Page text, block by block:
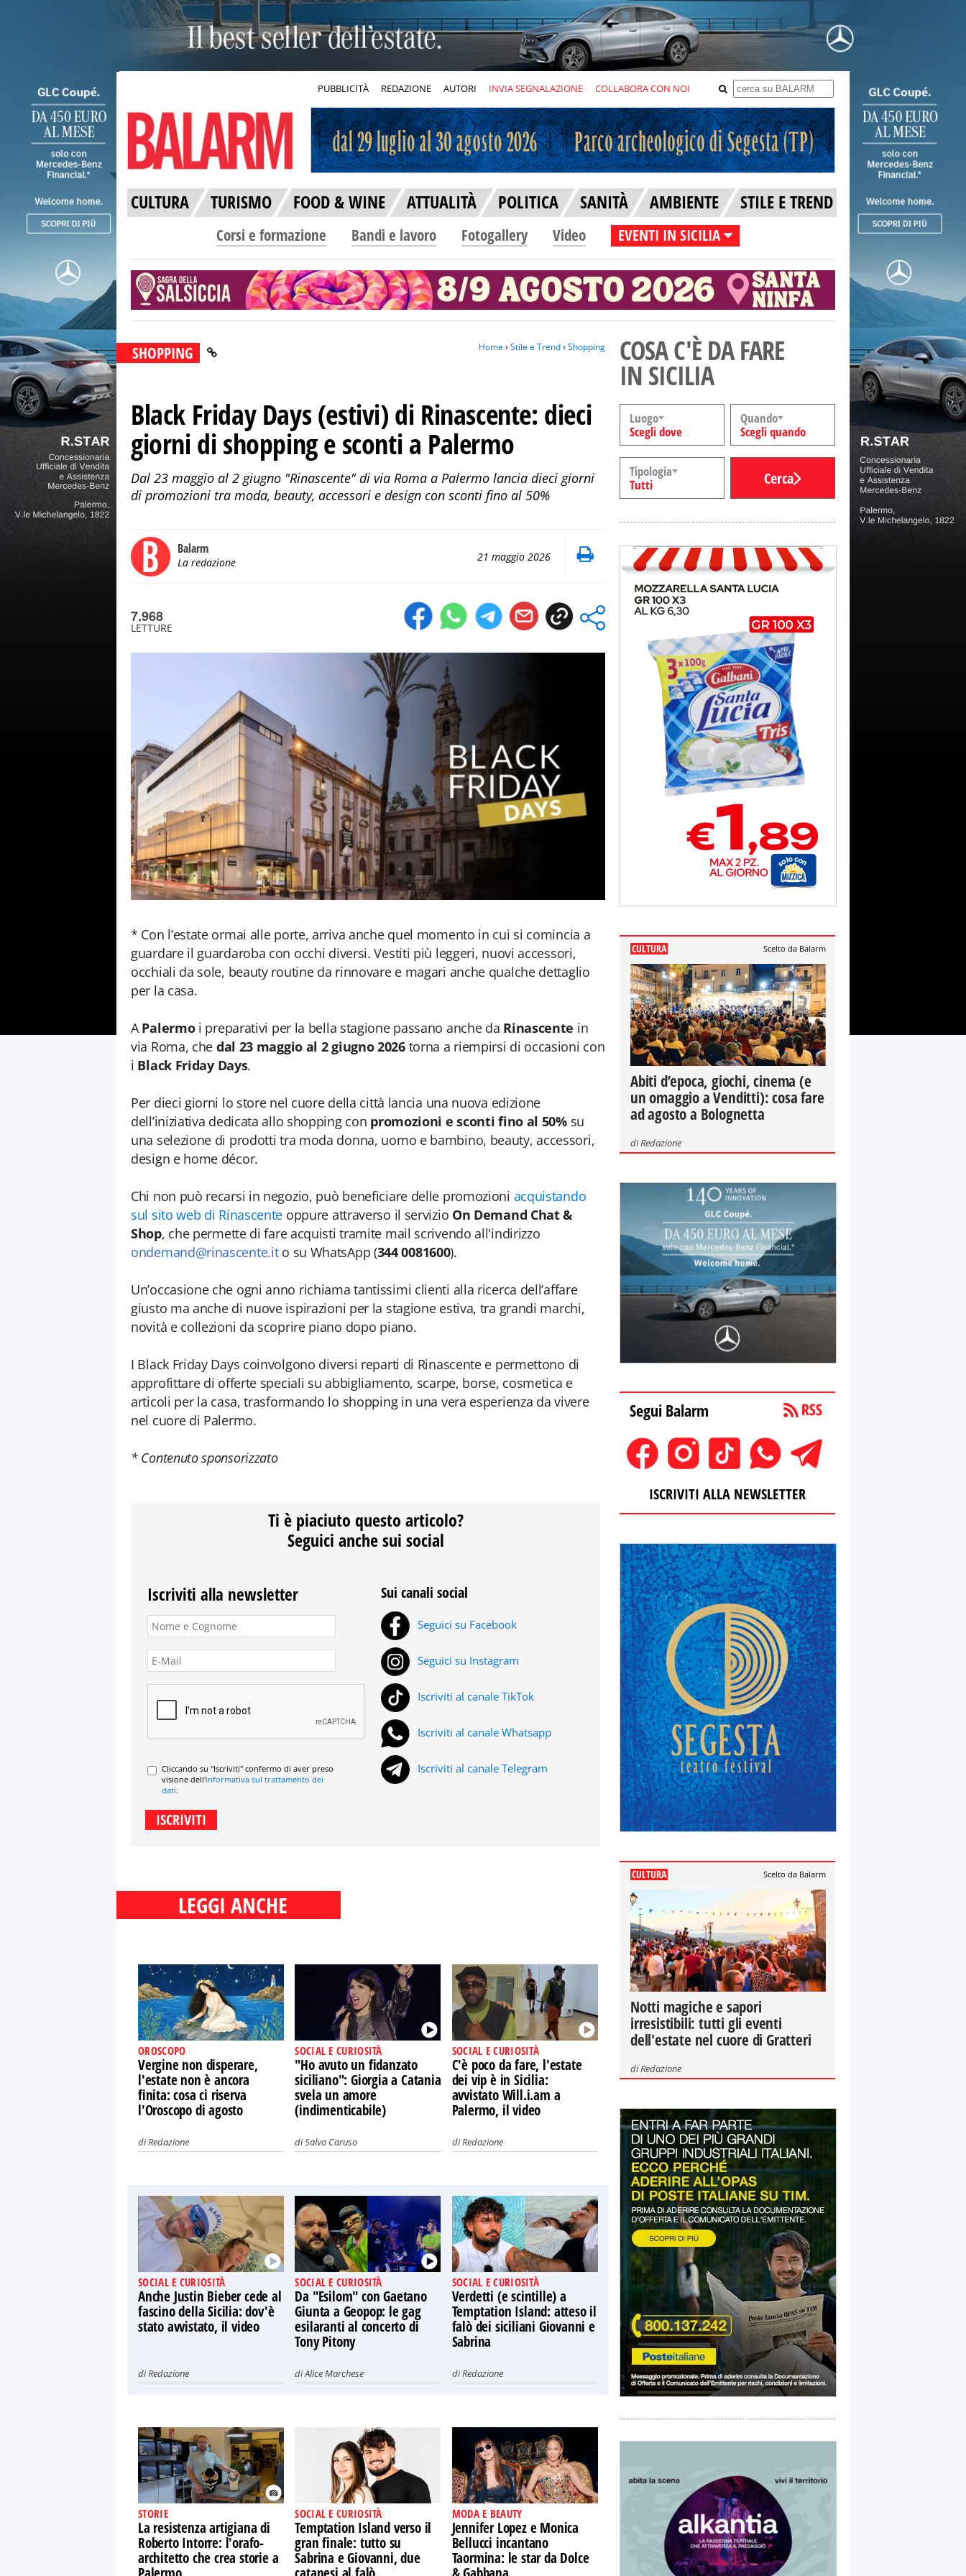
PUBBLICITÀ REDAZIONE AUTORI INVIA SEGNALAZIONE COLLABORA CON NOI
CULTURA TURISMO FOOD & WINE ATTUALITÀ POLITICA SANITÀ AMBIENTE STILE E TREND
Corsi e formazione Bandi e lavoro Fotogallery Video EVENTI IN SICILIA
SHOPPING Home› Stile e Trend› Shopping
Black Friday Days (estivi) di Rinascente: dieci
giorni di shopping e sconti a Palermo
Dal 23 maggio al 2 giugno "Rinascente" di via Roma a Palermo lancia dieci giorni
di promozioni tra moda, beauty, accessori e design con sconti fino al 50%
Balarm
La redazione 21 maggio 2026
7.968
LETTURE
* Con l’estate ormai alle porte, arriva anche quel momento in cui si comincia a
guardare il guardaroba con occhi diversi. Vestiti più leggeri, nuovi accessori,
occhiali da sole, beauty routine da rinnovare e magari anche qualche dettaglio
per la casa.
APalermo i preparativi per la bella stagione passano anche da Rinascente in
via Roma, che dal 23 maggio al 2 giugno 2026 torna a riempirsi di occasioni con
i Black Friday Days.
Per dieci giorni lo store nel cuore della città lancia una nuova edizione
dell’iniziativa dedicata allo shopping con promozioni e sconti fino al 50%su
una selezione di prodotti tra moda donna, uomo e bambino, beauty, accessori,
design e home décor.
Chi non può recarsi in negozio, può beneficiare delle promozioni acquistando
sul sito web di Rinascente oppure attraverso il servizio On Demand Chat &
Shop, che permette di fare acquisti tramite mail scrivendo all'indirizzo
ondemand@rinascente.ito su WhatsApp (344 0081600).
Un’occasione che ogni anno richiama tantissimi clienti alla ricerca dell’affare
giusto ma anche di nuove ispirazioni per la stagione estiva, tra grandi marchi,
novità e collezioni da scoprire piano dopo piano.
I Black Friday Days coinvolgono diversi reparti di Rinascente e permettono di
approfittare di offerte speciali su abbigliamento, scarpe, borse, cosmetica e
articoli per la casa, trasformando lo shopping in una vera esperienza da vivere
nel cuore di Palermo.
* Contenuto sponsorizzato
Ti è piaciuto questo articolo?
Seguici anche sui social
Iscriviti alla newsletter
Cliccando su "Iscriviti" confermo di aver preso
visione dell'informativa sul trattamento dei
dati.
Sui canali social
Seguici su Facebook
Seguici su Instagram
Iscriviti al canale TikTok
Iscriviti al canale Whatsapp
Iscriviti al canale Telegram
LEGGI ANCHE
OROSCOPO
Vergine non disperare,
l'estate non è ancora
finita: cosa ci riserva
l'Oroscopo di agosto
diRedazione
SOCIAL E CURIOSITÀ
"Ho avuto un fidanzato
siciliano": Giorgia a Catania
svela un amore
(indimenticabile)
diSalvo Caruso
SOCIAL E CURIOSITÀ
C'è poco da fare, l'estate
dei vip è in Sicilia:
avvistato Will.i.am a
Palermo, il video
diRedazione
SOCIAL E CURIOSITÀ
Anche Justin Bieber cede al
fascino della Sicilia: dov'è
stato avvistato, il video
diRedazione
SOCIAL E CURIOSITÀ
Da "Esilom" con Gaetano
Giunta a Geopop: le gag
esilaranti al concerto di
Tony Pitony
diAlice Marchese
SOCIAL E CURIOSITÀ
Verdetti (e scintille) a
Temptation Island: atteso il
falò dei siciliani Giovanni e
Sabrina
diRedazione
STORIE
La resistenza artigiana di
Roberto Intorre: l'orafo-
architetto che crea storie a
SOCIAL E CURIOSITÀ
Temptation Island verso il
gran finale: tutto su
Sabrina e Giovanni, due
MODA E BEAUTY
Jennifer Lopez e Monica
Bellucci incantano
Taormina: le star da Dolce
COSA C'È DA FARE
IN SICILIA
Luogo
Scegli dove
Quando
Scegli quando
Tipologia
Tutti
Cerca
CULTURA Scelto da Balarm
Abiti d’epoca, giochi, cinema (e
un omaggio a Venditti): cosa fare
ad agosto a Bolognetta
diRedazione
Segui Balarm
ISCRIVITI ALLA NEWSLETTER
CULTURA Scelto da Balarm
Notti magiche e sapori
irresistibili: tutti gli eventi
dell'estate nel cuore di Gratteri
diRedazione